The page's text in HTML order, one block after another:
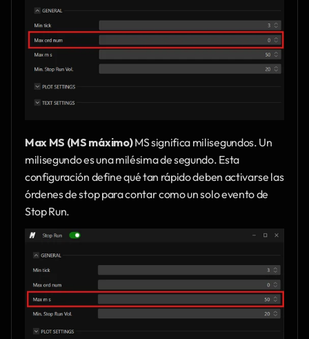
Max MS (MS máximo) MS significa milisegundos. Un
milisegundo es una milésima de segundo. Esta
configuración define qué tan rápido deben activarse las
órdenes de stop para contar como un solo evento de
Stop Run.